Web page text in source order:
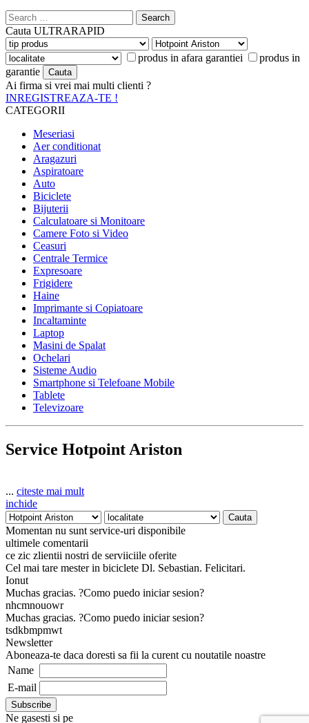
Search
for:
Cauta ULTRARAPID
produs in afara garantiei
produs in
garantie
Ai firma si vrei mai multi clienti ?
INREGISTREAZA-TE !
CATEGORII
Meseriasi
Aer conditionat
Aragazuri
Aspiratoare
Auto
Biciclete
Bijuterii
Calculatoare si Monitoare
Camere Foto si Video
Ceasuri
Centrale Termice
Expresoare
Frigidere
Haine
Imprimante si Copiatoare
Incaltaminte
Laptop
Masini de Spalat
Ochelari
Sisteme Audio
Smartphone si Telefoane Mobile
Tablete
Televizoare
Service Hotpoint Ariston
... citeste mai mult
inchide
Momentan nu sunt service-uri disponibile
ultimele comentarii
ce zic zlientii nostri de serviiciile oferite
Cel mai tare mester in biciclete Dl. Sebastian. Felicitari.
Ionut
Muchas gracias. ?Como puedo iniciar sesion?
nhcmnouowr
Muchas gracias. ?Como puedo iniciar sesion?
tsdkbmpmwt
Newsletter
Aboneaza-te daca doresti sa fii la curent cu noutatile noastre
Name
E-mail
Ne gasesti si pe